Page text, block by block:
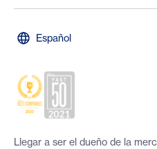
Español
Llegar a ser el dueño de la